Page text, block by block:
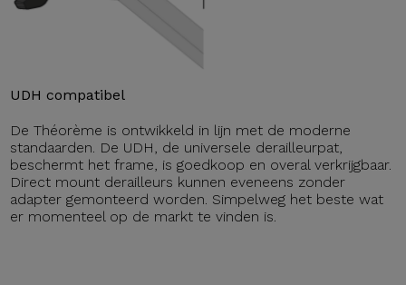
UDH compatibel
De Théorème is ontwikkeld in lijn met de moderne
standaarden. De UDH, de universele derailleurpat,
beschermt het frame, is goedkoop en overal verkrijgbaar.
Direct mount derailleurs kunnen eveneens zonder
adapter gemonteerd worden. Simpelweg het beste wat
er momenteel op de markt te vinden is.